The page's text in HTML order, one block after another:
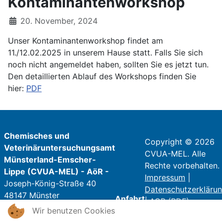
20. November, 2024
Unser Kontaminantenworkshop findet am
11./12.02.2025 in unserem Hause statt. Falls Sie sich
noch nicht angemeldet haben, sollten Sie es jetzt tun.
Den detaillierten Ablauf des Workshops finden Sie
hier: PDF
Chemisches und
Veterinäruntersuchungsamt
Münsterland-Emscher-
Lippe (CVUA-MEL) - AöR -
Joseph-König-Straße 40
48147 Münster
Telefon: 0251 / 9821 - 0
Anfahrt
Copyright © 2026
CVUA-MEL. Alle
Rechte vorbehalten.
Impressum
|AGB (PDF)
Wir benutzen Cookies